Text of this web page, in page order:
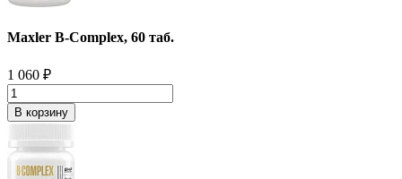
Maxler B-Complex, 60 таб.
1 060 ₽
В корзину